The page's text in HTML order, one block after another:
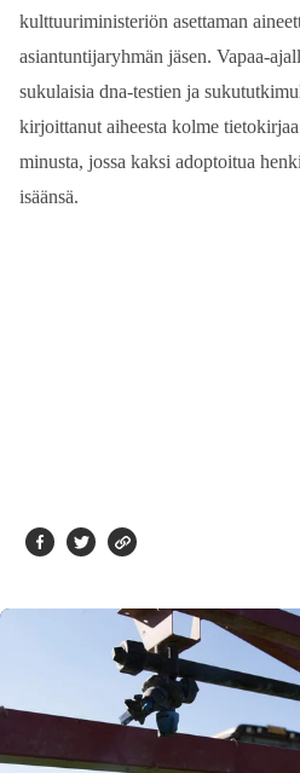
kulttuuriministeriön asettaman
asiantuntijaryhmän jäsen. Vapaa-
sukulaisia dna-testien ja
kirjoittanut aiheesta kolme
minusta, jossa kaksi adoptoitua
isäänsä.